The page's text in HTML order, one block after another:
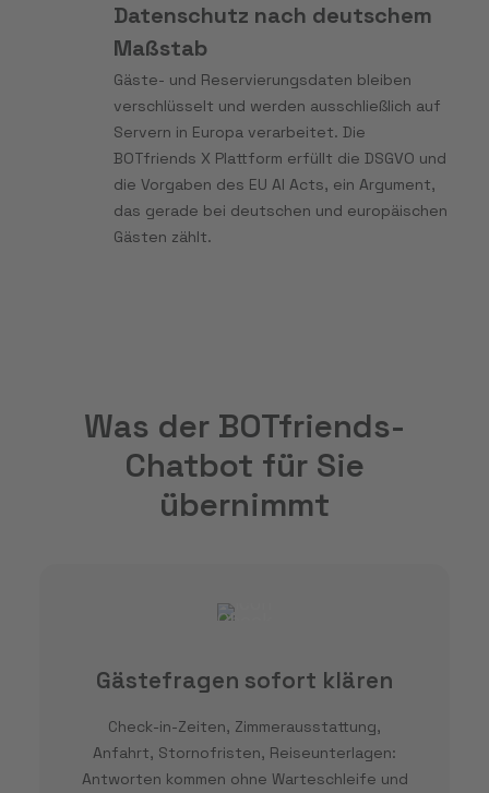
Datenschutz nach deutschem
Maßstab
Gäste- und Reservierungsdaten bleiben
verschlüsselt und werden ausschließlich auf
Servern in Europa verarbeitet. Die
BOTfriends X Plattform erfüllt die DSGVO und
die Vorgaben des EU AI Acts, ein Argument,
das gerade bei deutschen und europäischen
Gästen zählt.
Was der BOTfriends-
Chatbot für Sie
übernimmt
Gästefragen sofort klären
Check-in-Zeiten, Zimmerausstattung,
Anfahrt, Stornofristen, Reiseunterlagen:
Antworten kommen ohne Warteschleife und